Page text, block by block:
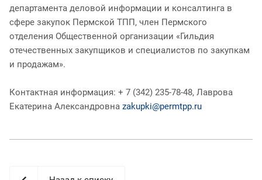
департамента деловой информации и консалтинга в
сфере закупок Пермской ТПП, член Пермского
отделения Общественной организации «Гильдия
отечественных закупщиков и специалистов по закупкам
и продажам».
Контактная информация: + 7 (342) 235-78-48, Лаврова
Екатерина Александровна zakupki@permtpp.ru